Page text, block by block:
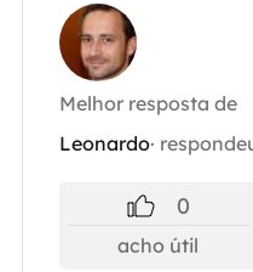
Melhor resposta de
Leonardo·
0
acho útil